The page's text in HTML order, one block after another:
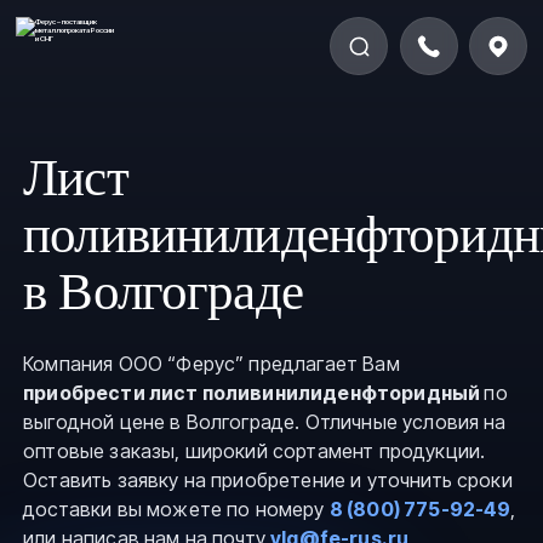
Лист
в Волгограде
Компания ООО “Ферус” предлагает Вам
приобрести лист поливинилиденфторидныйпо
выгодной цене в Волгограде. Отличные условия на
оптовые заказы, широкий сортамент продукции.
Оставить заявку на приобретение и уточнить сроки
доставки вы можете по номеру 8 (800) 775-92-49,